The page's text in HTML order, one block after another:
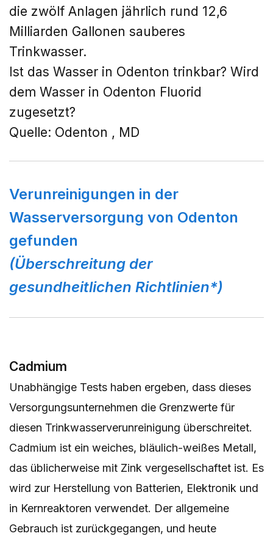
die zwölf Anlagen jährlich rund 12,6
Milliarden Gallonen sauberes
Trinkwasser.
Ist das Wasser in Odenton trinkbar? Wird
dem Wasser in Odenton Fluorid
zugesetzt?
Quelle: Odenton , MD
Verunreinigungen in der
Wasserversorgung von Odenton
gefunden
(Überschreitung der
gesundheitlichen Richtlinien*)
Cadmium
Unabhängige Tests haben ergeben, dass dieses
Versorgungsunternehmen die Grenzwerte für
diesen Trinkwasserverunreinigung überschreitet.
Cadmium ist ein weiches, bläulich-weißes Metall,
das üblicherweise mit Zink vergesellschaftet ist. Es
wird zur Herstellung von Batterien, Elektronik und
in Kernreaktoren verwendet. Der allgemeine
Gebrauch ist zurückgegangen, und heute